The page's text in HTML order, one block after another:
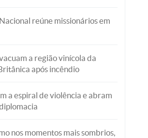
reúne missionários em
a região vinícola da
após incêndio
a espiral de violência e abram
nos momentos mais sombrios,